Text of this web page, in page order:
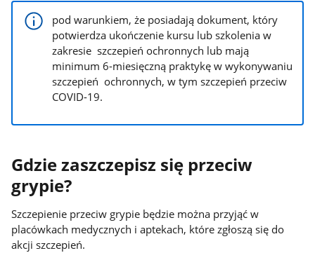
pod warunkiem, że posiadają dokument, który
potwierdza ukończenie kursu lub szkolenia w
zakresie szczepień ochronnych lub mają
minimum 6-miesięczną praktykę w wykonywaniu
szczepień ochronnych, w tym szczepień przeciw
COVID-19.
Gdzie zaszczepisz się przeciw
grypie?
Szczepienie przeciw grypie będzie można przyjąć w
placówkach medycznych i aptekach, które zgłoszą się do
akcji szczepień.